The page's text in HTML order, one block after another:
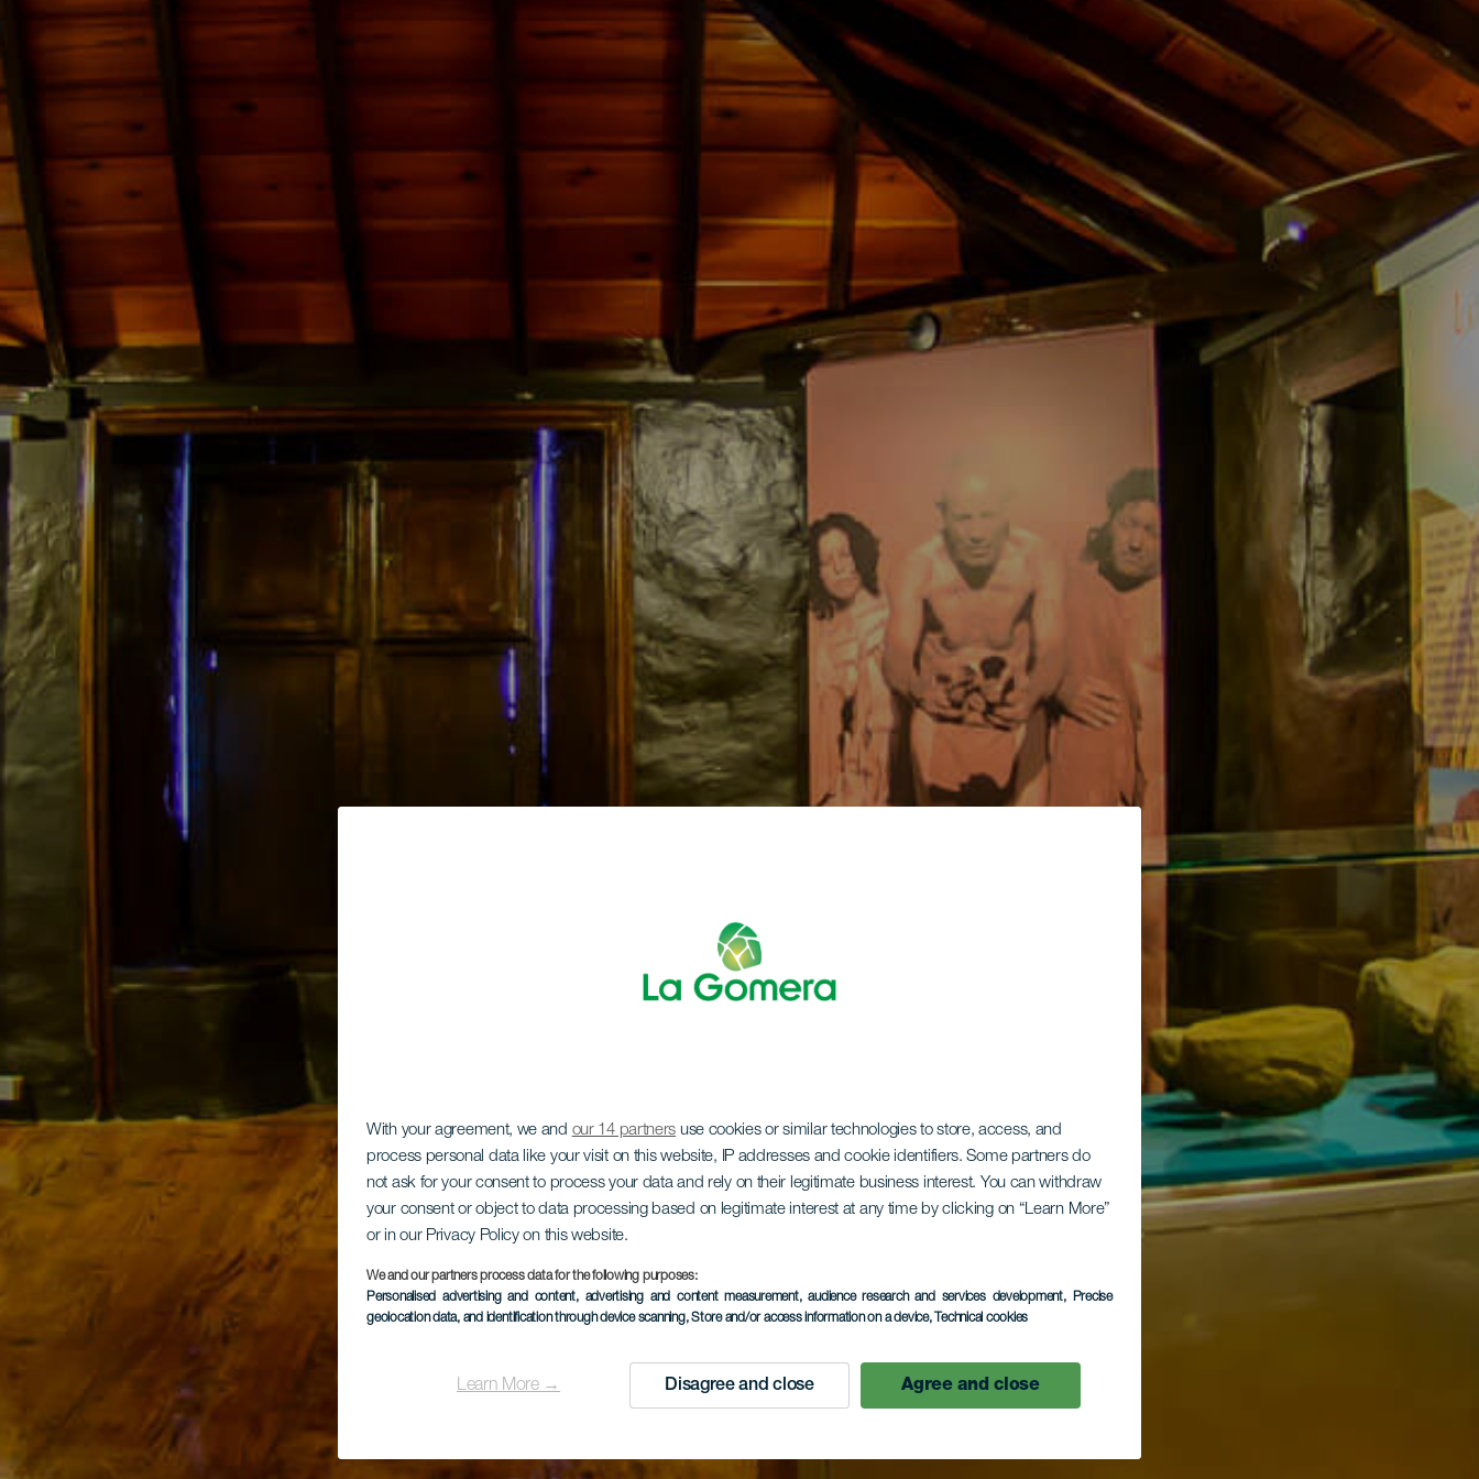
With your agreement, we and our 14 partners use cookies or similar technologies to store, access, and
process personal data like your visit on this website, IP addresses and cookie identifiers. Some partners do
not ask for your consent to process your data and rely on their legitimate business interest. You can withdraw
your consent or object to data processing based on legitimate interest at any time by clicking on “Learn More”
or in our Privacy Policy on this website.
We and our partners process data for the following purposes:
Personalised advertising and content, advertising and content measurement, audience research and services development, Precise
geolocation data, and identification through device scanning, Store and/or access information on a device, Technical cookies
Learn More → Disagree and close Agree and close